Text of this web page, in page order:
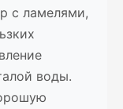
с ламелями,
воды.